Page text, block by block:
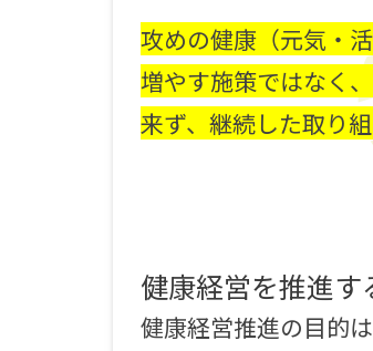
攻めの健康（元気・
増やす施策ではなく
来ず、継続した取り
健康経営を推進す
健康経営推進の目的